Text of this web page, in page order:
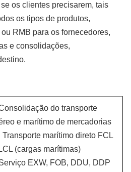
os clientes precisarem, tais
os tipos de produtos,
RMB para os fornecedores,
e consolidações,
do transporte
e marítimo de mercadorias
Transporte marítimo direto FCL
(cargas marítimas)
EXW, FOB, DDU, DDP